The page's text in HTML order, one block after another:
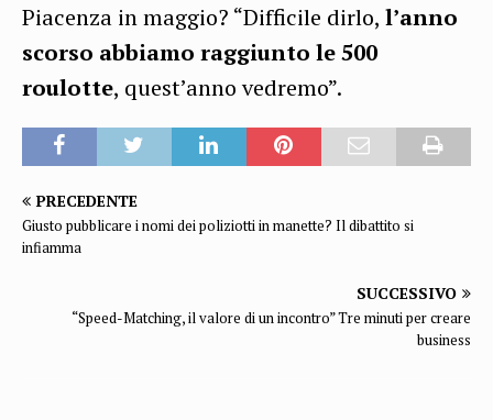
Piacenza in maggio? “Difficile dirlo, l’anno
scorso abbiamo raggiunto le 500
roulotte, quest’anno vedremo”.
PRECEDENTE
Giusto pubblicare i nomi dei poliziotti in manette? Il dibattito si
infiamma
SUCCESSIVO
“Speed-Matching, il valore di un incontro” Tre minuti per creare
business